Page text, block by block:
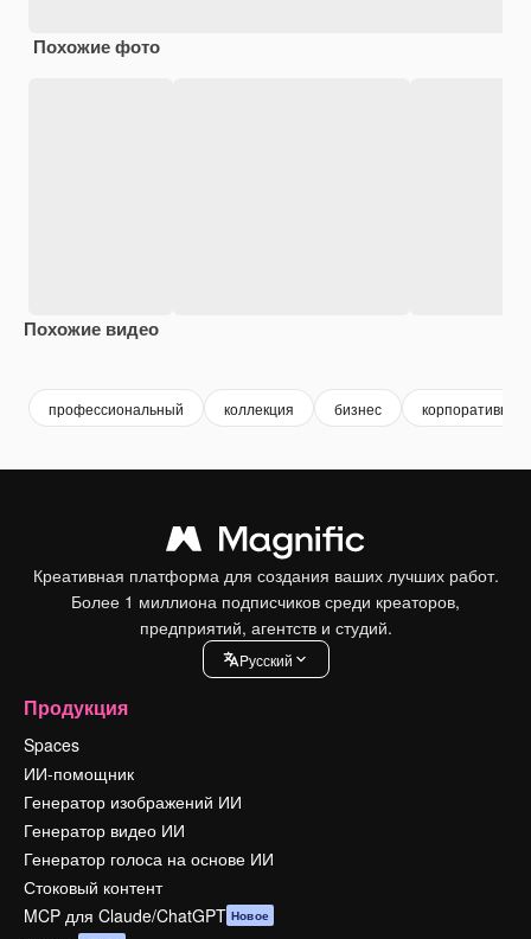
Похожие фото
Похожие видео
профессиональный коллекция бизнес корпоративный
Креативная платформа для создания ваших лучших работ.
Более 1 миллиона подписчиков среди креаторов,
предприятий, агентств и студий.
Pусский
Продукция
Spaces
ИИ-помощник
Генератор изображений ИИ
Генератор видео ИИ
Генератор голоса на основе ИИ
Стоковый контент
MCP для Claude/ChatGPT Новое